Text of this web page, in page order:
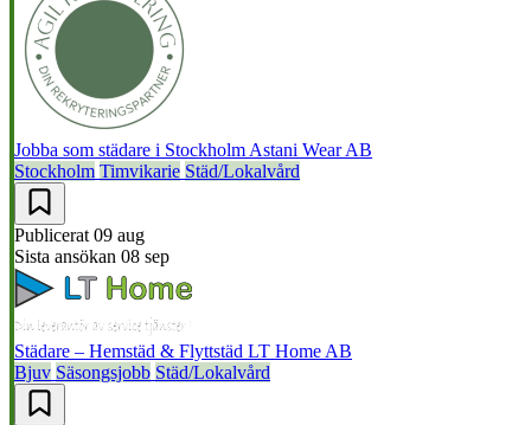
Jobba som städare i Stockholm Astani Wear AB
Stockholm Timvikarie Städ/Lokalvård
Publicerat 09 aug
Sista ansökan 08 sep
Städare – Hemstäd & Flyttstäd LT Home AB
Bjuv Säsongsjobb Städ/Lokalvård